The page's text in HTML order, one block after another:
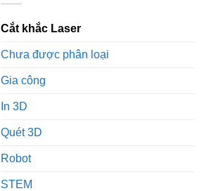
Cắt khắc Laser
Chưa được phân loại
Gia công
In 3D
Quét 3D
Robot
STEM